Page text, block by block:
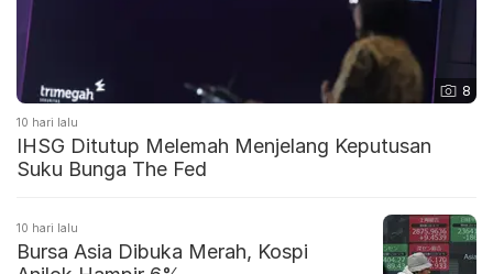
8
10 hari lalu
IHSG Ditutup Melemah Menjelang Keputusan
Suku Bunga The Fed
10 hari lalu
Bursa Asia Dibuka Merah, Kospi